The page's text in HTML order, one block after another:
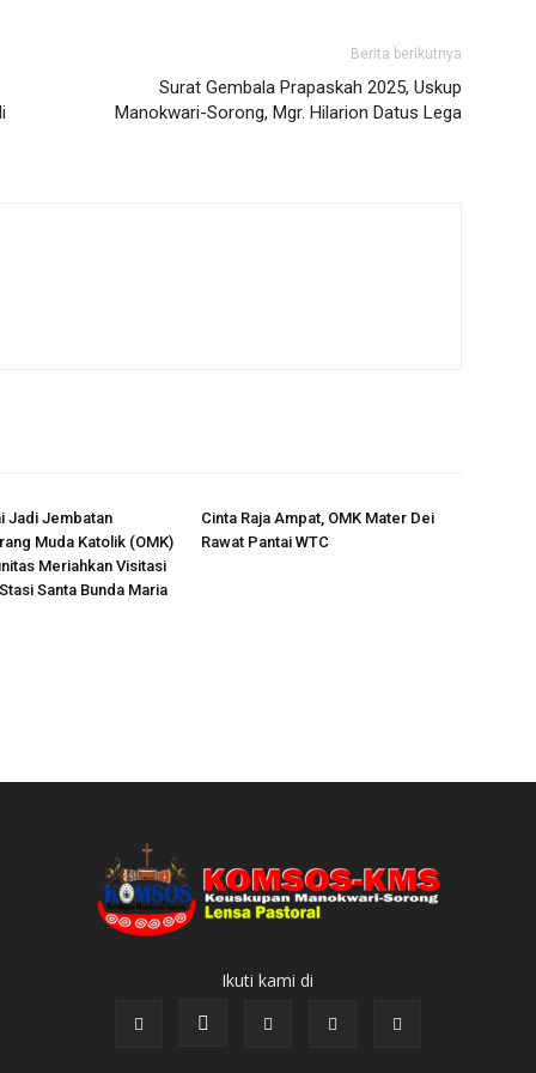
Berita berikutnya
Surat Gembala Prapaskah 2025, Uskup
Manokwari-Sorong, Mgr. Hilarion Datus Lega
Jadi Jembatan
Muda Katolik (OMK)
Meriahkan Visitasi
Santa Bunda Maria
Cinta Raja Ampat, OMK Mater Dei
Rawat Pantai WTC
Ikuti kami di